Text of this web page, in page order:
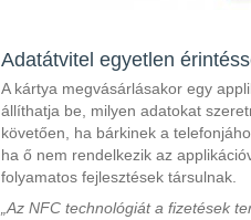
Adatátvitel egyetlen
A kártya megvásárlásakor egy
állíthatja be, milyen adatokat
követően, ha bárkinek a
ha ő nem rendelkezik az
folyamatos fejlesztések társulnak.
„Az NFC technológiát a fizetések